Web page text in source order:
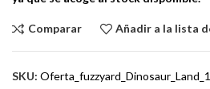
Comparar Añadir a la lista
SKU: Oferta_fuzzyard_Dinosaur_Land_1